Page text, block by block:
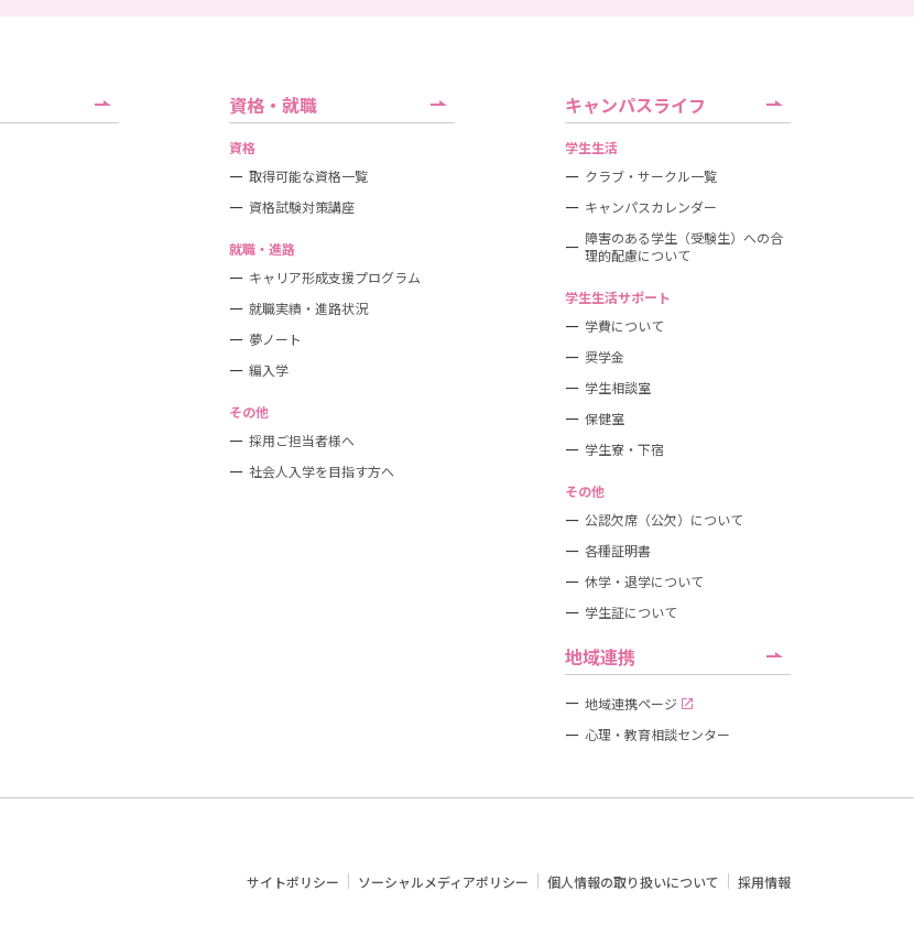
資格・就職
資格
取得可能な資格一覧
資格試験対策講座
就職・進路
キャリア形成支援プログラム
就職実績・進路状況
夢ノート
編入学
その他
採用ご担当者様へ
社会人入学を目指す方へ
キャンパスライフ
学生生活
クラブ・サークル一覧
キャンパスカレンダー
障害のある学生（受験生）への合
理的配慮について
学生生活サポート
学費について
奨学金
学生相談室
保健室
学生寮・下宿
その他
公認欠席（公欠）について
各種証明書
休学・退学について
学生証について
地域連携
地域連携ページ
心理・教育相談センター
サイトポリシー ソーシャルメディアポリシー 個人情報の取り扱いについて 採用情報